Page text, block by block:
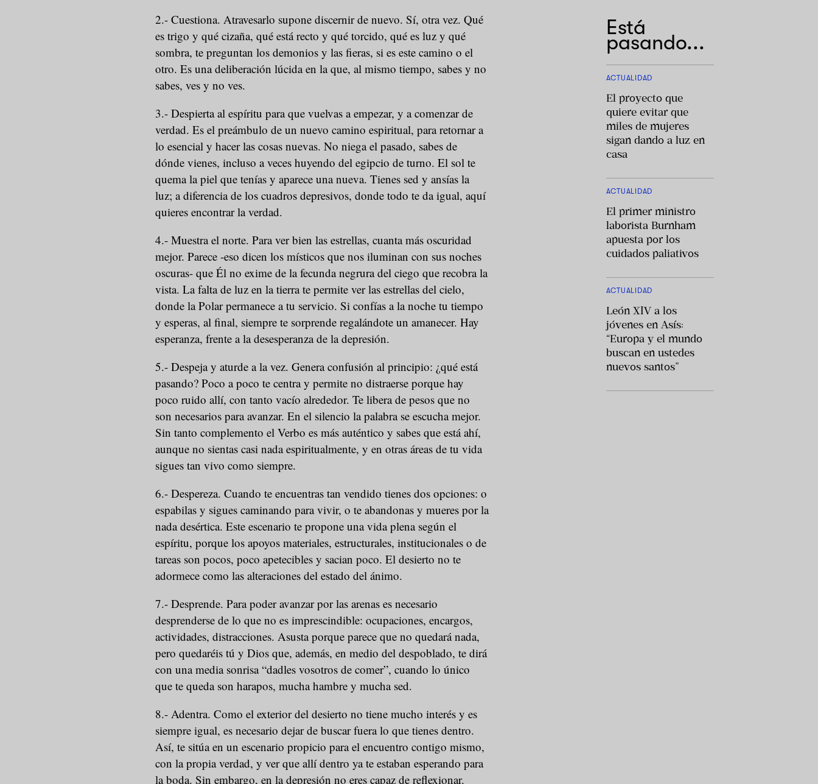
2.- Cuestiona. Atravesarlo supone discernir de nuevo. Sí, otra vez. Qué
es trigo y qué cizaña, qué está recto y qué torcido, qué es luz y qué
sombra, te preguntan los demonios y las fieras, si es este camino o el
otro. Es una deliberación lúcida en la que, al mismo tiempo, sabes y no
sabes, ves y no ves.
3.- Despierta al espíritu para que vuelvas a empezar, y a comenzar de
verdad. Es el preámbulo de un nuevo camino espiritual, para retornar a
lo esencial y hacer las cosas nuevas. No niega el pasado, sabes de
dónde vienes, incluso a veces huyendo del egipcio de turno. El sol te
quema la piel que tenías y aparece una nueva. Tienes sed y ansías la
luz; a diferencia de los cuadros depresivos, donde todo te da igual, aquí
quieres encontrar la verdad.
4.- Muestra el norte. Para ver bien las estrellas, cuanta más oscuridad
mejor. Parece -eso dicen los místicos que nos iluminan con sus noches
oscuras- que Él no exime de la fecunda negrura del ciego que recobra la
vista. La falta de luz en la tierra te permite ver las estrellas del cielo,
donde la Polar permanece a tu servicio. Si confías a la noche tu tiempo
y esperas, al final, siempre te sorprende regalándote un amanecer. Hay
esperanza, frente a la desesperanza de la depresión.
5.- Despeja y aturde a la vez. Genera confusión al principio: ¿qué está
pasando? Poco a poco te centra y permite no distraerse porque hay
poco ruido allí, con tanto vacío alrededor. Te libera de pesos que no
son necesarios para avanzar. En el silencio la palabra se escucha mejor.
Sin tanto complemento el Verbo es más auténtico y sabes que está ahí,
aunque no sientas casi nada espiritualmente, y en otras áreas de tu vida
sigues tan vivo como siempre.
6.- Despereza. Cuando te encuentras tan vendido tienes dos opciones: o
espabilas y sigues caminando para vivir, o te abandonas y mueres por la
nada desértica. Este escenario te propone una vida plena según el
espíritu, porque los apoyos materiales, estructurales, institucionales o de
tareas son pocos, poco apetecibles y sacian poco. El desierto no te
adormece como las alteraciones del estado del ánimo.
7.- Desprende. Para poder avanzar por las arenas es necesario
desprenderse de lo que no es imprescindible: ocupaciones, encargos,
actividades, distracciones. Asusta porque parece que no quedará nada,
pero quedaréis tú y Dios que, además, en medio del despoblado, te dirá
con una media sonrisa “dadles vosotros de comer”, cuando lo único
que te queda son harapos, mucha hambre y mucha sed.
8.- Adentra. Como el exterior del desierto no tiene mucho interés y es
siempre igual, es necesario dejar de buscar fuera lo que tienes dentro.
Así, te sitúa en un escenario propicio para el encuentro contigo mismo,
con la propia verdad, y ver que allí dentro ya te estaban esperando para
la boda. Sin embargo, en la depresión no eres capaz de reflexionar.
Está
pasando...
ACTUALIDAD
El proyecto que
quiere evitar que
miles de mujeres
sigan dando a luz en
casa
ACTUALIDAD
El primer ministro
laborista Burnham
apuesta por los
cuidados paliativos
ACTUALIDAD
León XIV a los
jóvenes en Asís:
“Europa y el mundo
buscan en ustedes
nuevos santos”